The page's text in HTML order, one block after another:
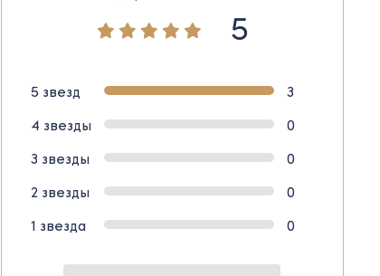
5
5 звезд
3
4 звезды
0
3 звезды
0
2 звезды
0
1 звезда
0